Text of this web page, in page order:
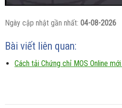
Ngày cập nhật gần nhất: 04-08-2026
Bài viết liên quan:
Cách tải Chứng chỉ MOS Online